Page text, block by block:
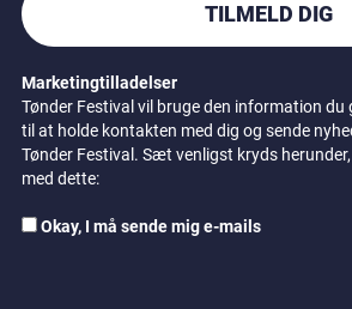
TILMELD DIG
Marketingtilladelser
Tønder Festival vil bruge den information du
til at holde kontakten med dig og sende
Tønder Festival. Sæt venligst kryds
med dette:
Okay, I må sende mig e-mails